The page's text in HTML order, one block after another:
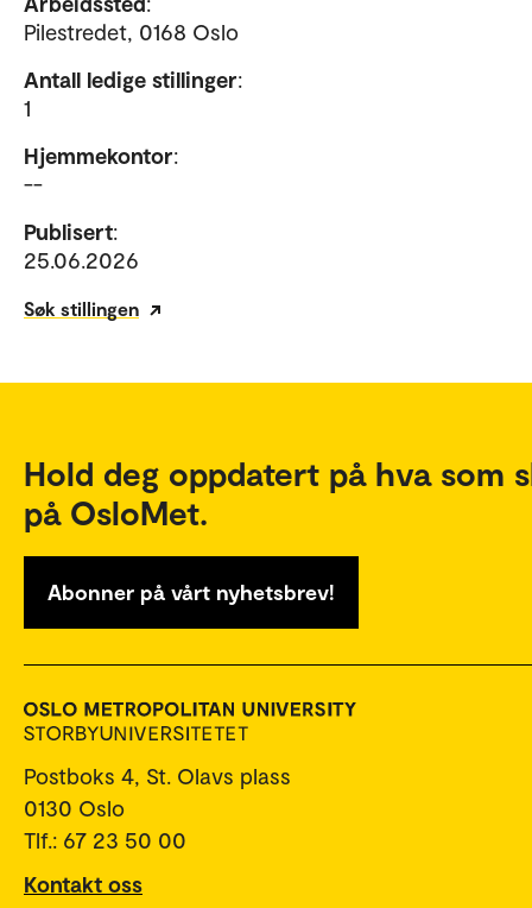
Pilestredet, 0168 Oslo
Antall ledige stillinger:
1
Hjemmekontor:
--
Publisert:
25.06.2026
Søk stillingen
Hold deg oppdatert på hva som
på OsloMet.
Abonner på vårt nyhetsbrev!
Postboks 4, St. Olavs plass
0130 Oslo
Tlf.: 67 23 50 00
Kontakt oss